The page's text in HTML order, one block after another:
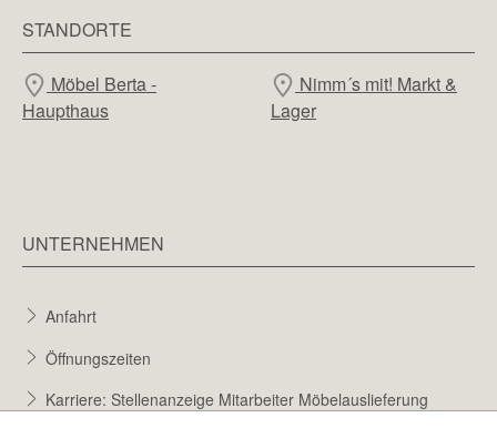
STANDORTE
Möbel Berta -
Haupthaus
Nimm´s mit! Markt &
Lager
UNTERNEHMEN
Anfahrt
Öffnungszeiten
Karriere: Stellenanzeige Mitarbeiter Möbelauslieferung